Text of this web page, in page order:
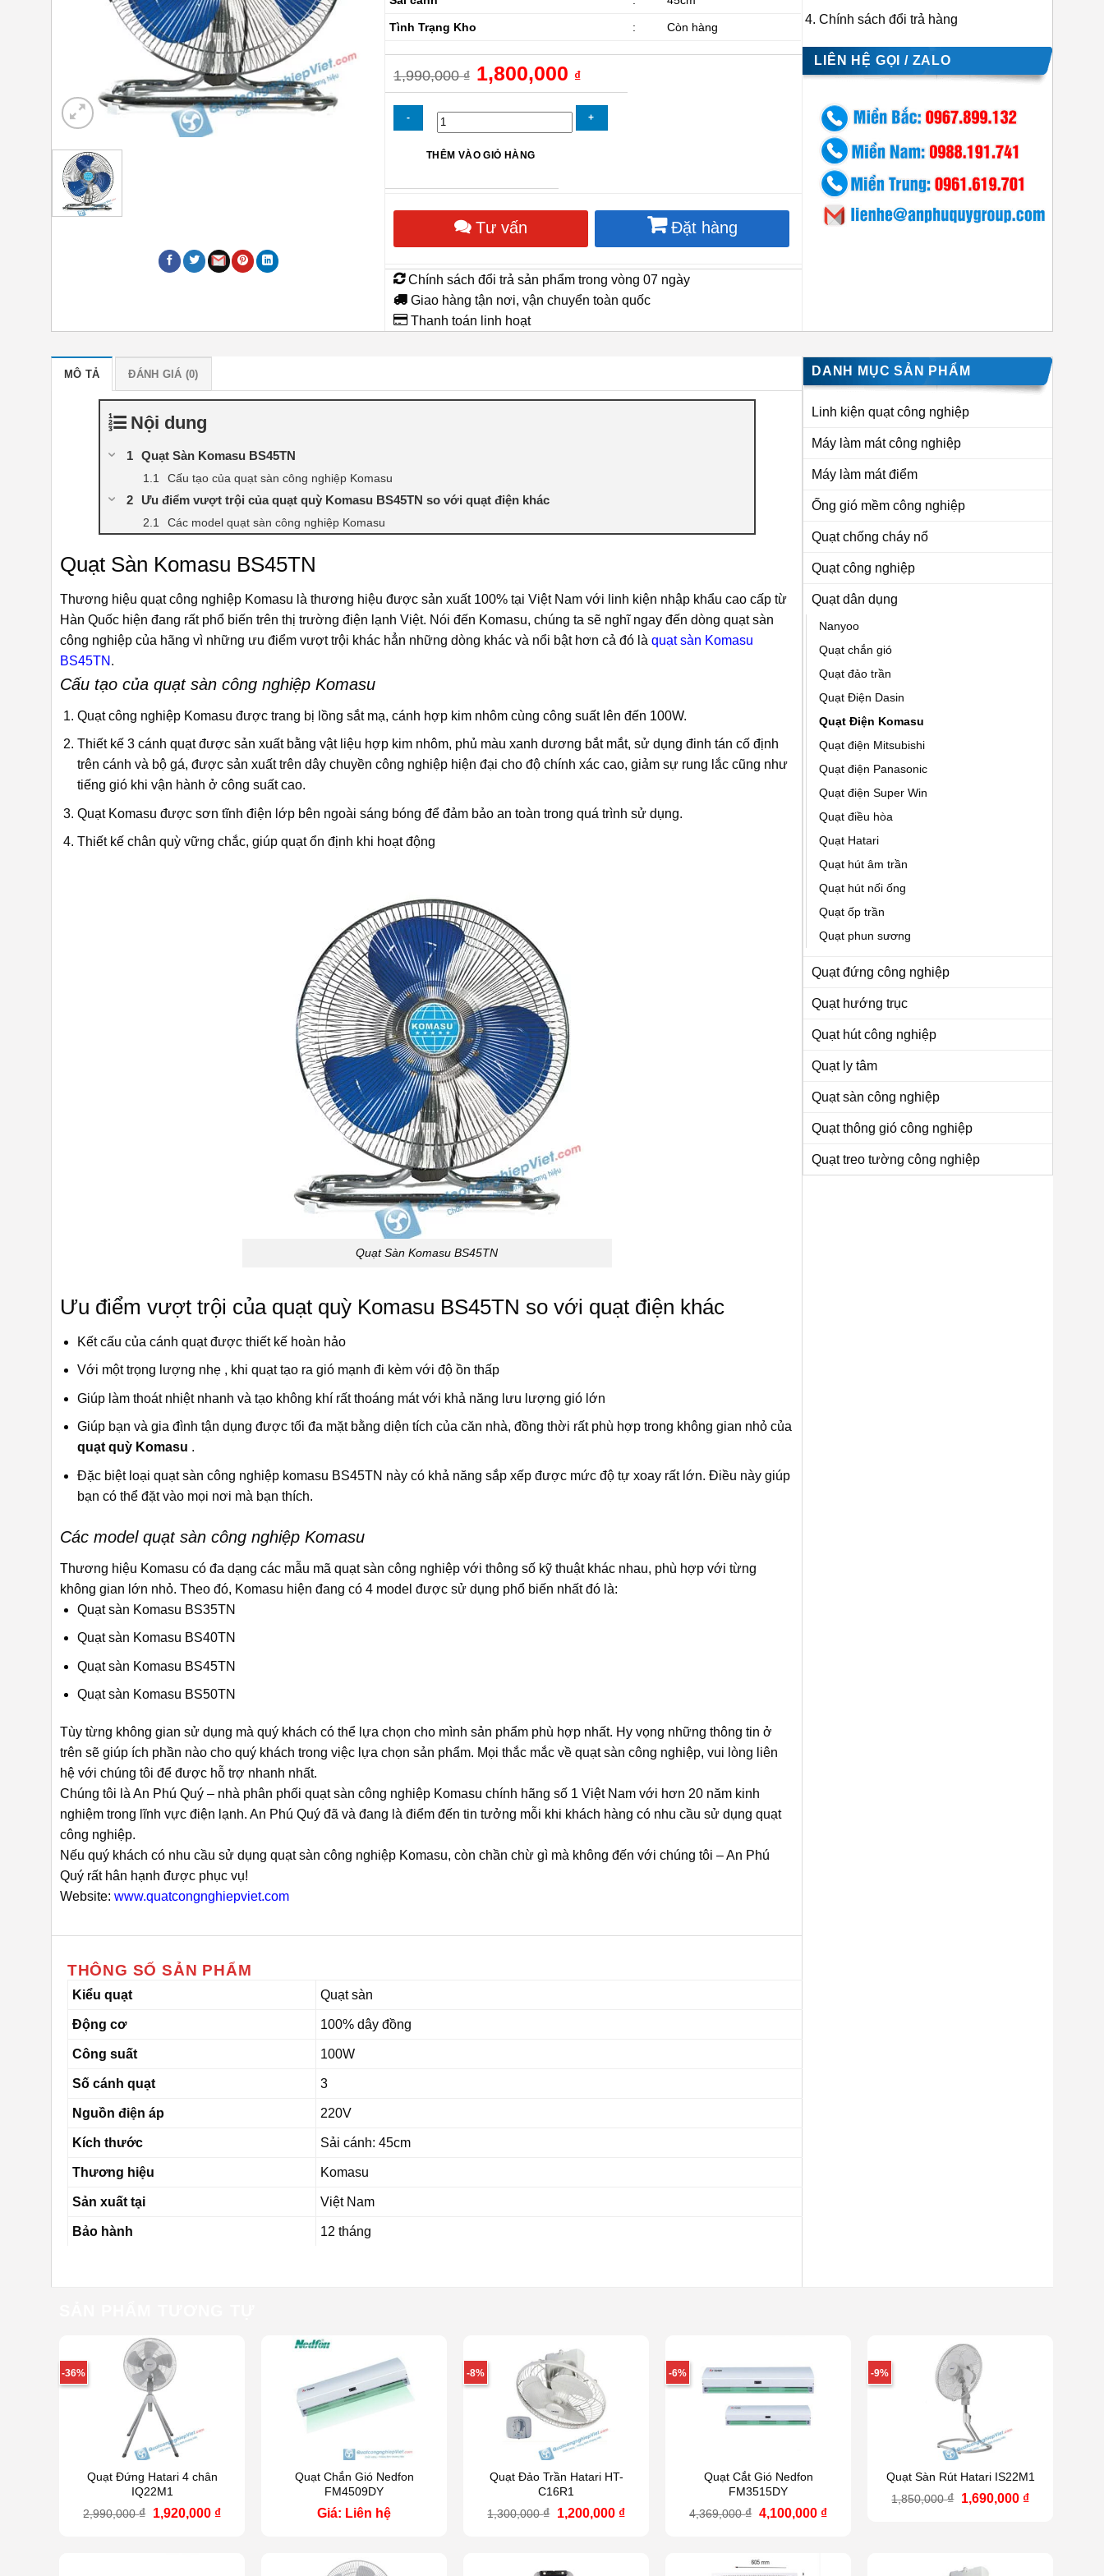
Tình Trạng Kho : Còn hàng
1,990,000₫
Giá
gốc
là:
1,800,000 ₫
Giá
hiện
tại
là:
1,800,000 ₫.
số
THÊM VÀO GIỎ HÀNG
Tư vấn Đặt hàng
Chính sách đổi trả sản phẩm trong vòng 07 ngày
Giao hàng tận nơi, vận chuyển toàn quốc
Thanh toán linh hoạt
Chính sách đổi trả hàng
LIÊN HỆ GỌI / ZALO
MÔ TẢ ĐÁNH GIÁ (0)
Nội dung
Quạt Sàn Komasu BS45TN
Cấu tạo của quạt sàn công nghiệp Komasu
Ưu điểm vượt trội của quạt quỳ Komasu BS45TN so với quạt điện khác
Các model quạt sàn công nghiệp Komasu
Quạt Sàn Komasu BS45TN
Thương hiệu quạt công nghiệp Komasu là thương hiệu được sản xuất 100% tại Việt Nam với linh kiện nhập khẩu cao cấp từ
Hàn Quốc hiện đang rất phổ biến trên thị trường điện lạnh Việt. Nói đến Komasu, chúng ta sẽ nghĩ ngay đến dòng quạt sàn
công nghiệp của hãng vì những ưu điểm vượt trội khác hẳn những dòng khác và nổi bật hơn cả đó là quạt sàn Komasu
BS45TN .
Cấu tạo của quạt sàn công nghiệp Komasu
Quạt công nghiệp Komasu được trang bị lồng sắt mạ, cánh hợp kim nhôm cùng công suất lên đến 100W.
Thiết kế 3 cánh quạt được sản xuất bằng vật liệu hợp kim nhôm, phủ màu xanh dương bắt mắt, sử dụng đinh tán cố định
trên cánh và bộ gá, được sản xuất trên dây chuyền công nghiệp hiện đại cho độ chính xác cao, giảm sự rung lắc cũng như
tiếng gió khi vận hành ở công suất cao.
Quạt Komasu được sơn tĩnh điện lớp bên ngoài sáng bóng để đảm bảo an toàn trong quá trình sử dụng.
Thiết kế chân quỳ vững chắc, giúp quạt ổn định khi hoạt động
Quạt Sàn Komasu BS45TN
Ưu điểm vượt trội của quạt quỳ Komasu BS45TN so với quạt điện khác
Kết cấu của cánh quạt được thiết kế hoàn hảo
Với một trọng lượng nhẹ , khi quạt tạo ra gió mạnh đi kèm với độ ồn thấp
Giúp làm thoát nhiệt nhanh và tạo không khí rất thoáng mát với khả năng lưu lượng gió lớn
Giúp bạn và gia đình tận dụng được tối đa mặt bằng diện tích của căn nhà, đồng thời rất phù hợp trong không gian nhỏ của
quạt quỳ Komasu .
Đặc biệt loại quạt sàn công nghiệp komasu BS45TN này có khả năng sắp xếp được mức độ tự xoay rất lớn. Điều này giúp
bạn có thể đặt vào mọi nơi mà bạn thích.
Các model quạt sàn công nghiệp Komasu
Thương hiệu Komasu có đa dạng các mẫu mã quạt sàn công nghiệp với thông số kỹ thuật khác nhau, phù hợp với từng
không gian lớn nhỏ. Theo đó, Komasu hiện đang có 4 model được sử dụng phổ biến nhất đó là:
Quạt sàn Komasu BS35TN
Quạt sàn Komasu BS40TN
Quạt sàn Komasu BS45TN
Quạt sàn Komasu BS50TN
Tùy từng không gian sử dụng mà quý khách có thể lựa chọn cho mình sản phẩm phù hợp nhất. Hy vọng những thông tin ở
trên sẽ giúp ích phần nào cho quý khách trong việc lựa chọn sản phẩm. Mọi thắc mắc về quạt sàn công nghiệp, vui lòng liên
hệ với chúng tôi để được hỗ trợ nhanh nhất.
Chúng tôi là An Phú Quý – nhà phân phối quạt sàn công nghiệp Komasu chính hãng số 1 Việt Nam với hơn 20 năm kinh
nghiệm trong lĩnh vực điện lạnh. An Phú Quý đã và đang là điểm đến tin tưởng mỗi khi khách hàng có nhu cầu sử dụng quạt
công nghiệp.
Nếu quý khách có nhu cầu sử dụng quạt sàn công nghiệp Komasu, còn chần chừ gì mà không đến với chúng tôi – An Phú
Quý rất hân hạnh được phục vụ!
Website: www.quatcongnghiepviet.com
THÔNG SỐ SẢN PHẨM
Kiểu quạt Quạt sàn
Động cơ 100% dây đồng
Công suất 100W
Số cánh quạt 3
Nguồn điện áp 220V
Kích thước Sải cánh: 45cm
Thương hiệu Komasu
Sản xuất tại Việt Nam
Bảo hành 12 tháng
DANH MỤC SẢN PHẨM
Linh kiện quạt công nghiệp
Máy làm mát công nghiệp
Máy làm mát điểm
Ống gió mềm công nghiệp
Quạt chống cháy nổ
Quạt công nghiệp
Quạt dân dụng
Nanyoo
Quạt chắn gió
Quạt đảo trần
Quạt Điện Dasin
Quạt Điện Komasu
Quạt điện Mitsubishi
Quạt điện Panasonic
Quạt điện Super Win
Quạt điều hòa
Quạt Hatari
Quạt hút âm trần
Quạt hút nối ống
Quạt ốp trần
Quạt phun sương
Quạt đứng công nghiệp
Quạt hướng trục
Quạt hút công nghiệp
Quạt ly tâm
Quạt sàn công nghiệp
Quạt thông gió công nghiệp
Quạt treo tường công nghiệp
-36%
Quạt Đứng Hatari 4 chân
IQ22M1
2,990,000₫ Giá
1,920,000 ₫Giá
Quạt Chắn Gió Nedfon
FM4509DY
Giá: Liên hệ
-8%
Quạt Đảo Trần Hatari HT-
C16R1
1,300,000₫ Giá
1,200,000 ₫Giá
-6%
Quạt Cắt Gió Nedfon
FM3515DY
4,369,000₫ Giá
4,100,000 ₫Giá
-9%
Quạt Sàn Rút Hatari IS22M1
1,850,000₫ Giá
1,690,000 ₫Giá